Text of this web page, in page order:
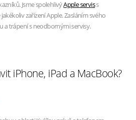
Jsme spolehlivýApple serviss
zařízení Apple. Zasláním svého
a trápení s neodbornými servisy.
iPhone, iPad a MacBook?